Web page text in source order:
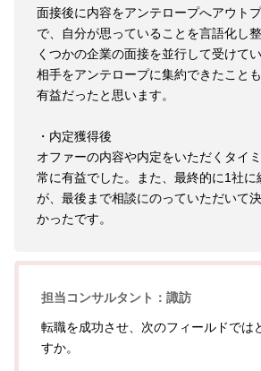
面接後に内容をアンテロープへアウト
で、自分が思っていることを言語化し
くつかの企業の面接を並行して受けて
相手をアンテロープに集約できたこと
有益だったと思います。
・内定獲得後
オファーの内容や内定をいただくタイ
常に有益でした。また、最終的に1社
が、最後まで相談にのっていただいて
かったです。
担当コンサルタント：諏訪
転職を成功させ、次のフィールドでは
すか。